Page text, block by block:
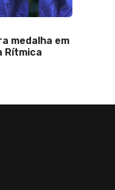
medalha em
Rítmica